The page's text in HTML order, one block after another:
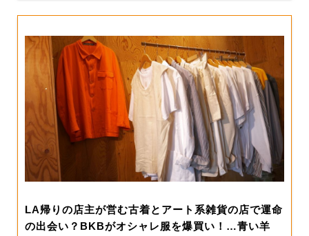
LA帰りの店主が営む古着とアート系雑貨の店で運命
の出会い？BKBがオシャレ服を爆買い！…青い羊